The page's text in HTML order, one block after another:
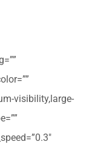
visibility,large-